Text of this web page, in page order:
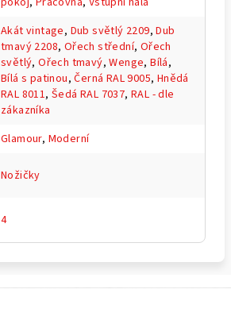
Akát vintage, Dub světlý 2209,Dub
tmavý 2208, Ořech střední, Ořech
světlý,Ořech tmavý,Wenge,Bílá,
Bílá s patinou,Černá RAL 9005, Hnědá
RAL 8011,Šedá RAL 7037,RAL - dle
zákazníka
Glamour, Moderní
Nožičky
4